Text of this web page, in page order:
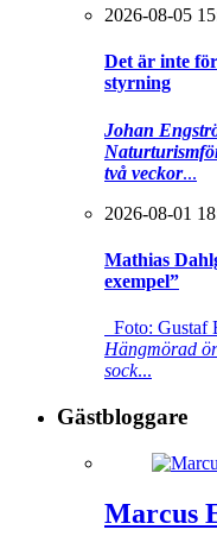
2026-08-05
Det är inte
styrning
Johan
två veckor...
2026-08-01
Mathias
exempel”
Foto: Gustaf
Hängmörad
sock...
Gästbloggare
Marcus